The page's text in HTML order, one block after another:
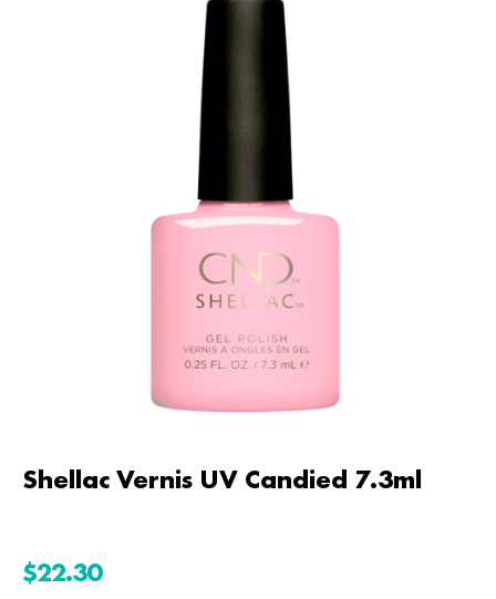
Shellac Vernis UV Candied 7.3ml
Prix
régulier
$22.30